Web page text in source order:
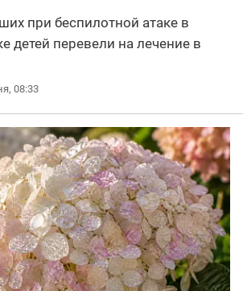
при беспилотной атаке в
детей перевели на лечение в
08:33